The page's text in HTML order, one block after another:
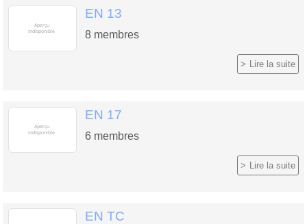
EN 13
8 membres
Lire la suite
EN 17
6 membres
Lire la suite
EN TC